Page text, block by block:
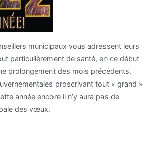
municipaux vous adressent leurs
particulièrement de santé, en ce début
prolongement des mois précédents.
proscrivant tout « grand »
année encore il n’y aura pas de
des vœux.